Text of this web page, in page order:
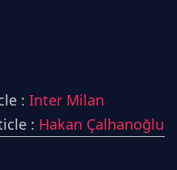
: Inter Milan
: Hakan Çalhanoğlu